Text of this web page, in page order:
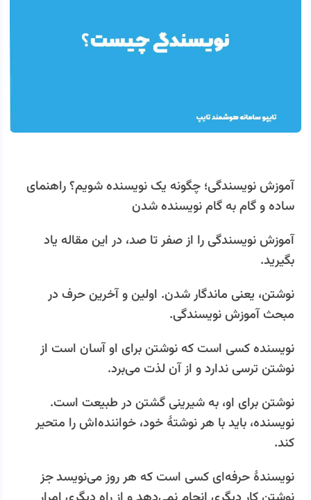
آموزش نویسندگی؛ چگونه یک نویسنده شویم؟ راهنمای
ساده و گام به گام نویسنده شدن
آموزش نویسندگی را از صفر تا صد، در این مقاله یاد
بگیرید.
نوشتن، یعنی ماندگار شدن. اولین و آخرین حرف در
مبحث آموزش نویسندگی.
نویسنده کسی است که نوشتن برای او آسان است از
نوشتن ترسی ندارد و از آن لذت می‌برد.
نوشتن برای او، به شیرینی گشتن در طبیعت است.
نویسنده، باید با هر نوشتۀ خود، خواننده‌اش را متحیر
کند.
نویسندۀ حرفه‌ای کسی است که هر روز می‌نویسدجز